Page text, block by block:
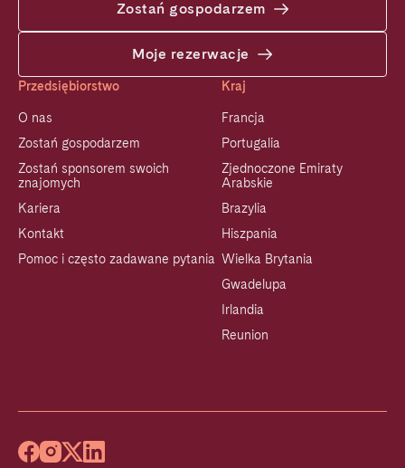
Zostań gospodarzem
Moje rezerwacje
Przedsiębiorstwo
O nas
Zostań gospodarzem
Zostań sponsorem swoich
znajomych
Kariera
Kontakt
Pomoc i często zadawane pytania
Kraj
Francja
Portugalia
Zjednoczone Emiraty
Arabskie
Brazylia
Hiszpania
Wielka Brytania
Gwadelupa
Irlandia
Reunion